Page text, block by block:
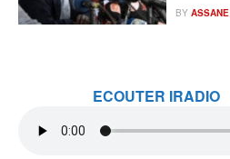
BY ASSANE
ECOUTER IRADIO